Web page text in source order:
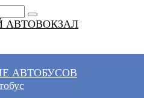
АВТОБУСОВ